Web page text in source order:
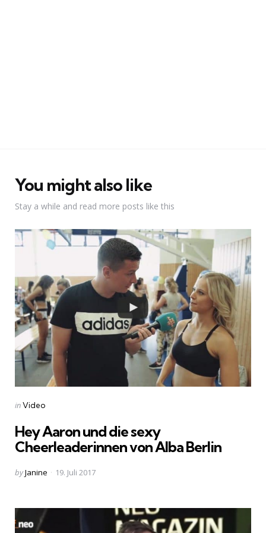
You might also like
Stay a while and read more posts like this
Categories
Posted
inVideo
Hey Aaron und die sexy
Cheerleaderinnen von Alba Berlin
Posted
byJanine 19. Juli 2017